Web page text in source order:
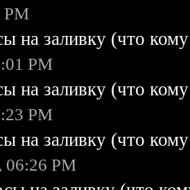
PM
на заливку (что
PM
на заливку (что
PM
на заливку (что
06:26 PM